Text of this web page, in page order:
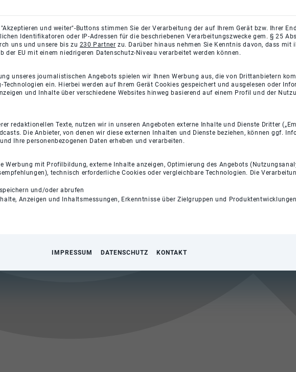
und weiter"-Buttons stimmen Sie der Verarbeitung der auf Ihrem Gerät bzw. Ihrer
Identifikatoren oder IP-Adressen für die beschriebenen Verarbeitungszwecke gem. § 25
uns und unsere bis zu 230 Partner zu. Darüber hinaus nehmen Sie Kenntnis davon, dass mit
der EU mit einem niedrigeren Datenschutz-Niveau verarbeitet werden können.
unseres journalistischen Angebots spielen wir Ihnen Werbung aus, die von Drittanbietern
Technologien ein. Hierbei werden auf Ihrem Gerät Cookies gespeichert und ausgelesen oder
und Inhalte über verschiedene Websites hinweg basierend auf einem Profil und der
redaktionellen Texte, nutzen wir in unseren Angeboten externe Inhalte und Dienste Dritter
Die Anbieter, von denen wir diese externen Inhalten und Dienste beziehen, können ggf.
Ihre personenbezogenen Daten erheben und verarbeiten.
Werbung mit Profilbildung, externe Inhalte anzeigen, Optimierung des Angebots
technisch erforderliche Cookies oder vergleichbare Technologien. Die
und/oder abrufen
Anzeigen und Inhaltsmessungen, Erkenntnisse über Zielgruppen und Produktentwicklungen
IMPRESSUM DATENSCHUTZ KONTAKT